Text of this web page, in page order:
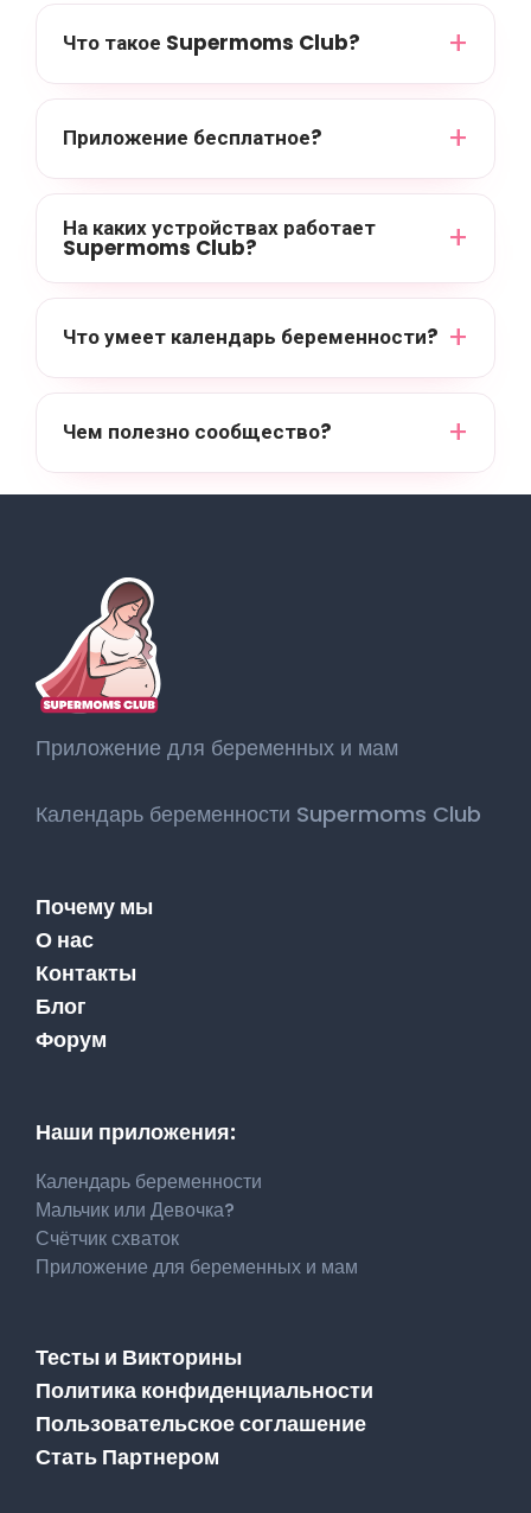
Что такое Supermoms Club?
Приложение бесплатное?
На каких устройствах работает
Supermoms Club?
Что умеет календарь беременности?
Чем полезно сообщество?
Приложение для беременных и мам
Календарь беременности Supermoms Club
Почему мы
О нас
Контакты
Блог
Форум
Наши приложения:
Календарь беременности
Мальчик или Девочка?
Счётчик схваток
Приложение для беременных и мам
Тесты и Викторины
Политика конфиденциальности
Пользовательское соглашение
Стать Партнером